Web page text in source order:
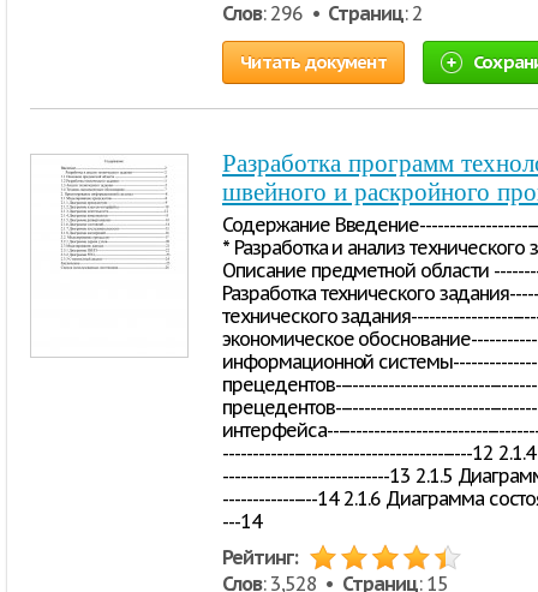
Слов: 296 • Страниц: 2
Читать документ
Разработка программ
швейного и раскройного
Содержание
* Разработка и анализ
Описание предметной области
Разработка технического
технического
экономическое
информационной
------------------------------------------12
----------------------------13 2.1.5
----------------14 2.1.6 Диаграмма
---14
Рейтинг:
Слов: 3,528 • Страниц: 15